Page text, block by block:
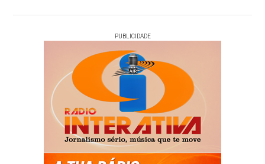
PUBLICIDADE